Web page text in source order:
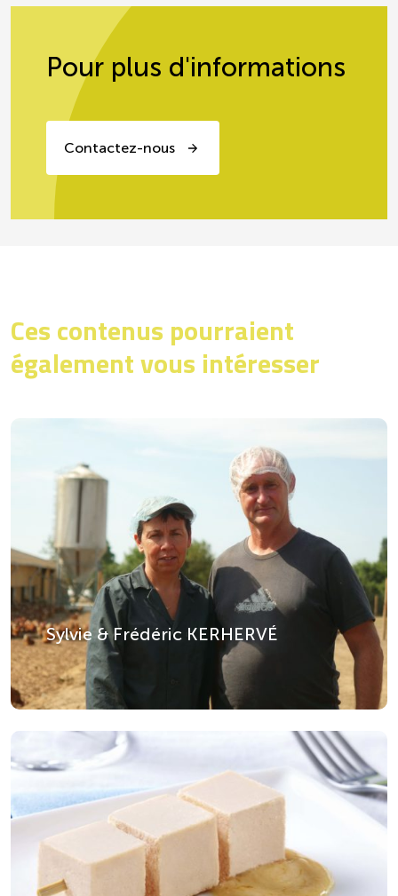
Pour plus d'informations
Contactez-nous
Ces contenus pourraient
également vous intéresser
Sylvie & Frédéric KERHERVÉ